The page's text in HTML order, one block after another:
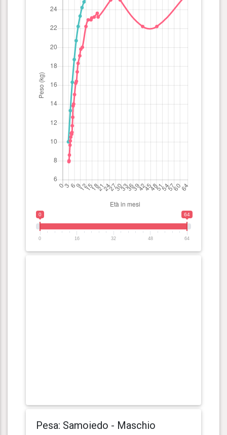
0 64
0 16 32 48 64
Pesa: Samoiedo - Maschio